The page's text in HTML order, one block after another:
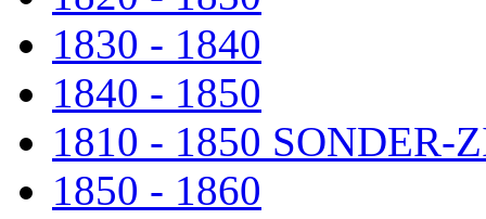
1830 - 1840
1840 - 1850
1810 - 1850 SONDER-
1850 - 1860